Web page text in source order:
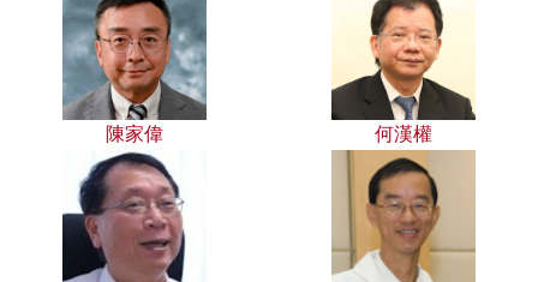
陳家偉 何漢權